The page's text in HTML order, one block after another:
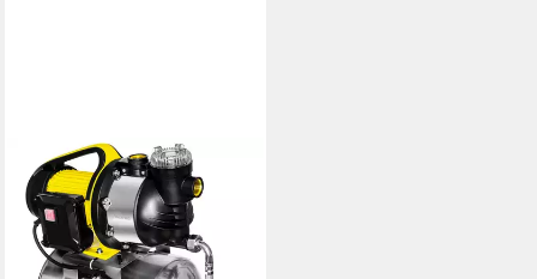
TROTEC
Hauswasserwerk PT-Pumpe
TDW 4800 ESF
186,99 € UVP273,99 €
-32%